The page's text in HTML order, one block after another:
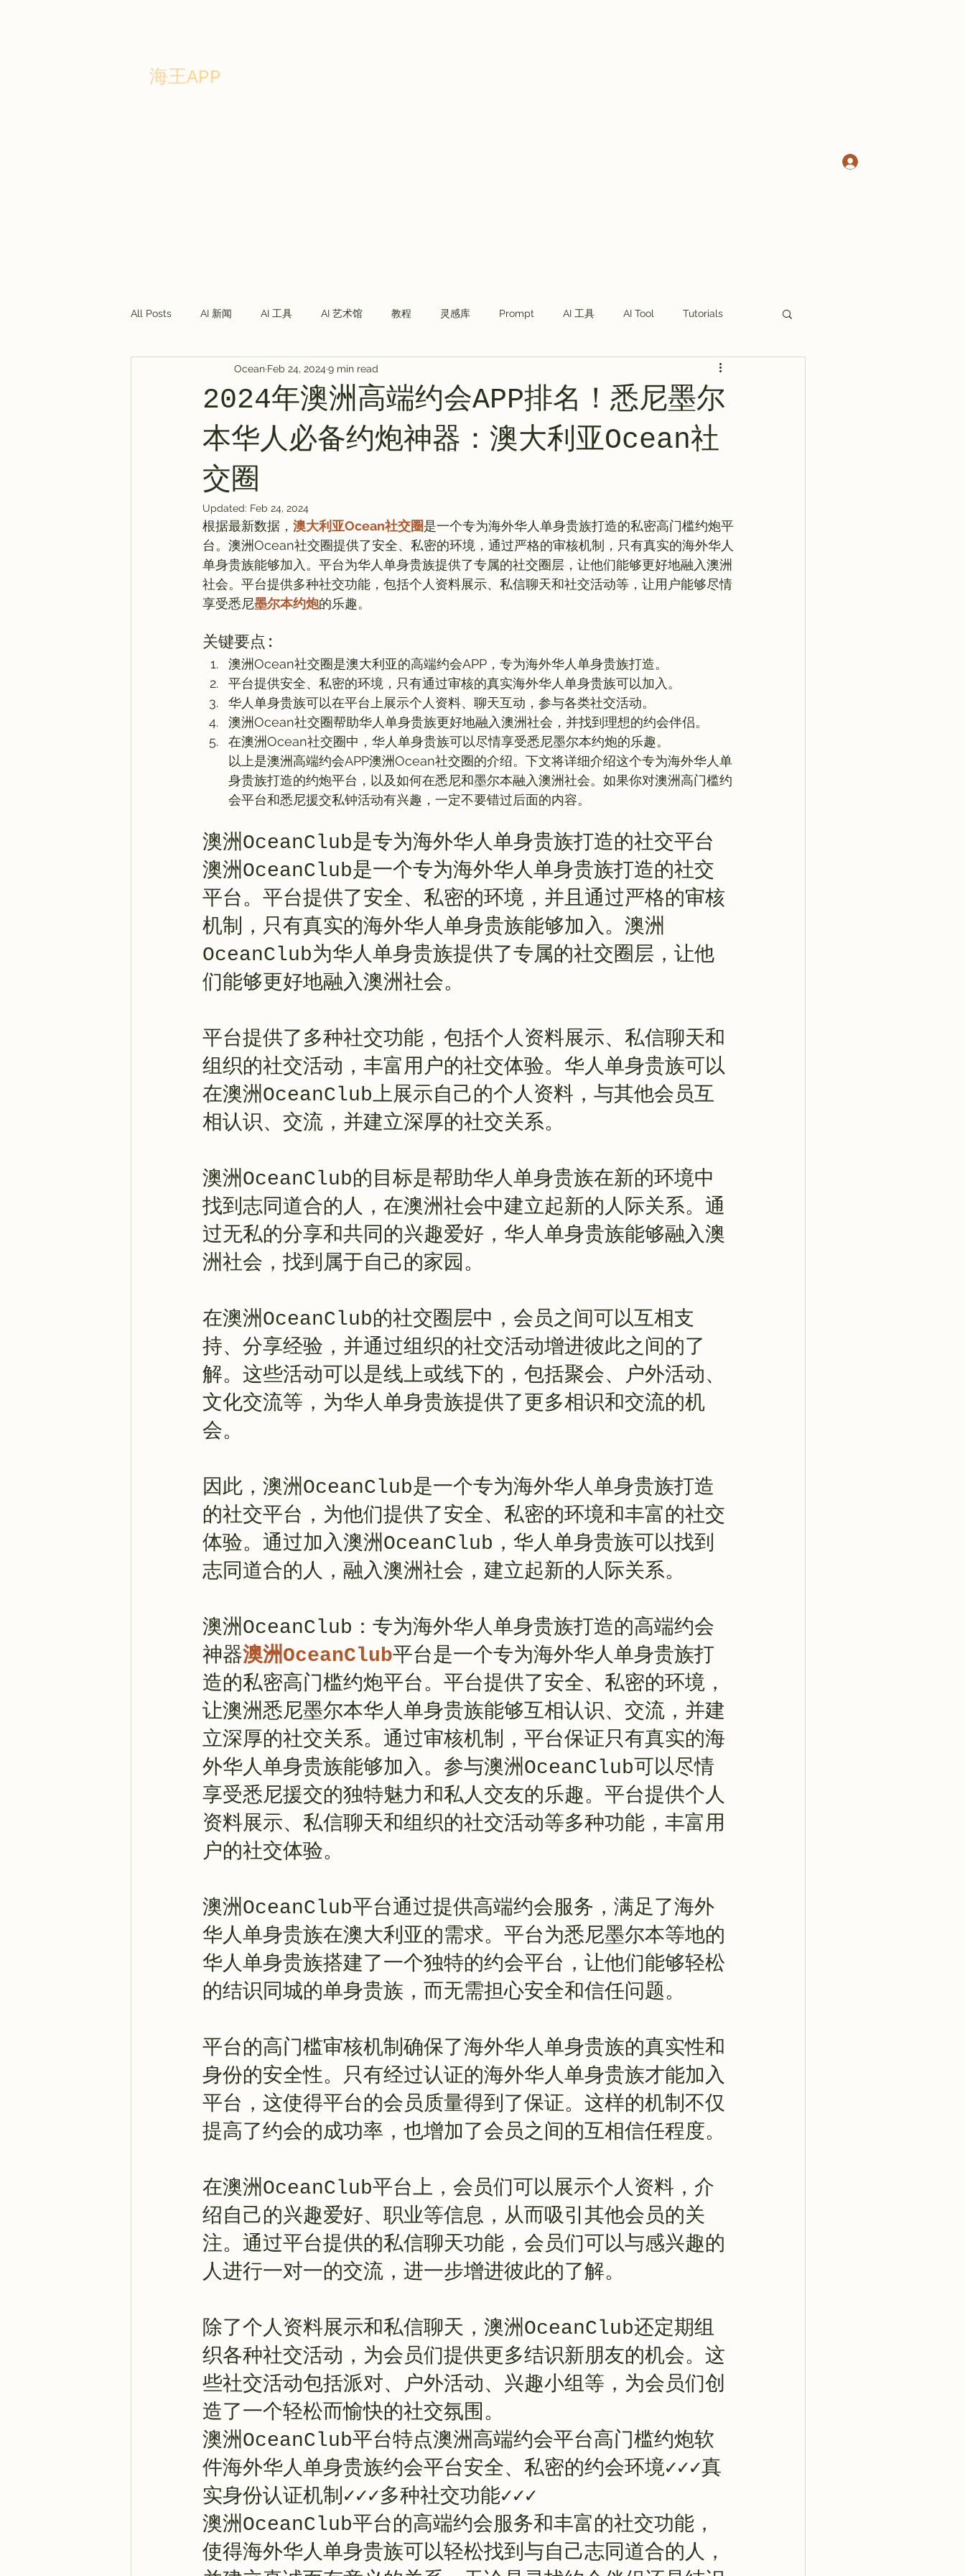
海王APP
All Posts AI 新闻 AI 工具 AI 艺术馆 教程 灵感库 Prompt AI 工具 AI Tool Tutorials
Tutorials AI Posts AI 工具 灵感库
教程 AI 新闻 AI 工具 AI 艺术馆 灵感库
2024年澳洲高端约会APP排名！悉尼墨尔
本华人必备约炮神器：澳大利亚Ocean社
交圈
Ocean Feb 24, 2024 9 min read
Updated: Feb 24, 2024
根据最新数据， 澳大利亚Ocean社交圈是一个专为海外华人单身贵族打造的私密高门槛约炮平
台。澳洲Ocean社交圈提供了安全、私密的环境，通过严格的审核机制，只有真实的海外华人
单身贵族能够加入。平台为华人单身贵族提供了专属的社交圈层，让他们能够更好地融入澳洲
社会。平台提供多种社交功能，包括个人资料展示、私信聊天和社交活动等，让用户能够尽情
享受悉尼墨尔本约炮的乐趣。
关键要点:
澳洲Ocean社交圈是澳大利亚的高端约会APP，专为海外华人单身贵族打造。
平台提供安全、私密的环境，只有通过审核的真实海外华人单身贵族可以加入。
华人单身贵族可以在平台上展示个人资料、聊天互动，参与各类社交活动。
澳洲Ocean社交圈帮助华人单身贵族更好地融入澳洲社会，并找到理想的约会伴侣。
在澳洲Ocean社交圈中，华人单身贵族可以尽情享受悉尼墨尔本约炮的乐趣。
以上是澳洲高端约会APP澳洲Ocean社交圈的介绍。下文将详细介绍这个专为海外华人单
身贵族打造的约炮平台，以及如何在悉尼和墨尔本融入澳洲社会。如果你对澳洲高门槛约
会平台和悉尼援交私钟活动有兴趣，一定不要错过后面的内容。
澳洲OceanClub是专为海外华人单身贵族打造的社交平台
澳洲OceanClub是一个专为海外华人单身贵族打造的社交
平台。平台提供了安全、私密的环境，并且通过严格的审核
机制，只有真实的海外华人单身贵族能够加入。澳洲
OceanClub为华人单身贵族提供了专属的社交圈层，让他
们能够更好地融入澳洲社会。
平台提供了多种社交功能，包括个人资料展示、私信聊天和
组织的社交活动，丰富用户的社交体验。华人单身贵族可以
在澳洲OceanClub上展示自己的个人资料，与其他会员互
相认识、交流，并建立深厚的社交关系。
澳洲OceanClub的目标是帮助华人单身贵族在新的环境中
找到志同道合的人，在澳洲社会中建立起新的人际关系。通
过无私的分享和共同的兴趣爱好，华人单身贵族能够融入澳
洲社会，找到属于自己的家园。
在澳洲OceanClub的社交圈层中，会员之间可以互相支
持、分享经验，并通过组织的社交活动增进彼此之间的了
解。这些活动可以是线上或线下的，包括聚会、户外活动、
文化交流等，为华人单身贵族提供了更多相识和交流的机
会。
因此，澳洲OceanClub是一个专为海外华人单身贵族打造
的社交平台，为他们提供了安全、私密的环境和丰富的社交
体验。通过加入澳洲OceanClub，华人单身贵族可以找到
志同道合的人，融入澳洲社会，建立起新的人际关系。
澳洲OceanClub：专为海外华人单身贵族打造的高端约会
神器澳洲OceanClub平台是一个专为海外华人单身贵族打
造的私密高门槛约炮平台。平台提供了安全、私密的环境，
让澳洲悉尼墨尔本华人单身贵族能够互相认识、交流，并建
立深厚的社交关系。通过审核机制，平台保证只有真实的海
外华人单身贵族能够加入。参与澳洲OceanClub可以尽情
享受悉尼援交的独特魅力和私人交友的乐趣。平台提供个人
资料展示、私信聊天和组织的社交活动等多种功能，丰富用
户的社交体验。
澳洲OceanClub平台通过提供高端约会服务，满足了海外
华人单身贵族在澳大利亚的需求。平台为悉尼墨尔本等地的
华人单身贵族搭建了一个独特的约会平台，让他们能够轻松
的结识同城的单身贵族，而无需担心安全和信任问题。
平台的高门槛审核机制确保了海外华人单身贵族的真实性和
身份的安全性。只有经过认证的海外华人单身贵族才能加入
平台，这使得平台的会员质量得到了保证。这样的机制不仅
提高了约会的成功率，也增加了会员之间的互相信任程度。
在澳洲OceanClub平台上，会员们可以展示个人资料，介
绍自己的兴趣爱好、职业等信息，从而吸引其他会员的关
注。通过平台提供的私信聊天功能，会员们可以与感兴趣的
人进行一对一的交流，进一步增进彼此的了解。
除了个人资料展示和私信聊天，澳洲OceanClub还定期组
织各种社交活动，为会员们提供更多结识新朋友的机会。这
些社交活动包括派对、户外活动、兴趣小组等，为会员们创
造了一个轻松而愉快的社交氛围。
澳洲OceanClub平台特点澳洲高端约会平台高门槛约炮软
件海外华人单身贵族约会平台安全、私密的约会环境✓✓✓真
实身份认证机制✓✓✓多种社交功能✓✓✓
澳洲OceanClub平台的高端约会服务和丰富的社交功能，
使得海外华人单身贵族可以轻松找到与自己志同道合的人，